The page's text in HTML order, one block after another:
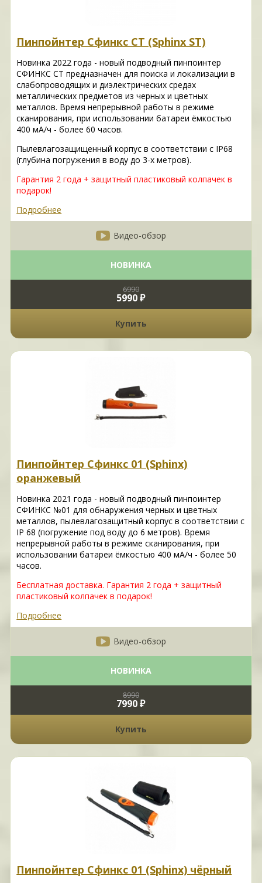
Пинпойнтер Сфинкс СТ (Sphinx ST)
Новинка 2022 года - новый подводный пинпоинтер
СФИНКС СТ предназначен для поиска и локализации в
слабопроводящих и диэлектрических средах
металлических предметов из черных и цветных
металлов. Время непрерывной работы в режиме
сканирования, при использовании батареи ёмкостью
400 мА/ч - более 60 часов.
Пылевлагозащищенный корпус в соответствии с IP68
(глубина погружения в воду до 3-х метров).
Гарантия 2 года + защитный пластиковый колпачек в
подарок!
Подробнее
Видео-обзор
НОВИНКА
6990
5990 ₽
Купить
Пинпойнтер Сфинкс 01 (Sphinx)
оранжевый
Новинка 2021 года - новый подводный пинпоинтер
СФИНКС №01 для обнаружения черных и цветных
металлов, пылевлагозащитный корпус в соответствии с
IP 68 (погружение под воду до 6 метров). Время
непрерывной работы в режиме сканирования, при
использовании батареи ёмкостью 400 мА/ч - более 50
часов.
Бесплатная доставка. Гарантия 2 года + защитный
пластиковый колпачек в подарок!
Подробнее
Видео-обзор
НОВИНКА
8990
7990 ₽
Купить
Пинпойнтер Сфинкс 01 (Sphinx) чёрный